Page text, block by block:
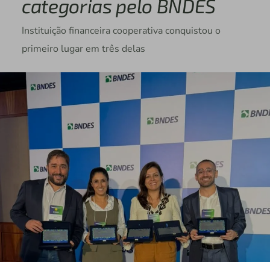
categorias pelo BNDES
Instituição financeira cooperativa conquistou o
primeiro lugar em três delas